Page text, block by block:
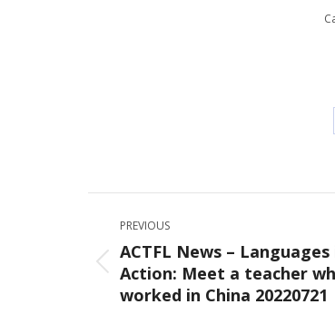
navigation
PREVIOUS
Previous
post:
ACTFL News – Languages
Action: Meet a teacher
worked in China 20220721